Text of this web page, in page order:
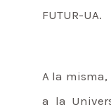
FUTUR-UA.
A la
a la